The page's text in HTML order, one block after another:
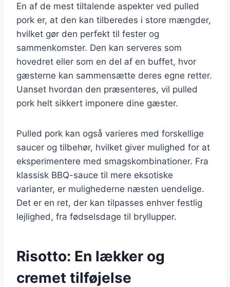
En af de mest tiltalende aspekter ved pulled
pork er, at den kan tilberedes i store mængder,
hvilket gør den perfekt til fester og
sammenkomster. Den kan serveres som
hovedret eller som en del af en buffet, hvor
gæsterne kan sammensætte deres egne retter.
Uanset hvordan den præsenteres, vil pulled
pork helt sikkert imponere dine gæster.
Pulled pork kan også varieres med forskellige
saucer og tilbehør, hvilket giver mulighed for at
eksperimentere med smagskombinationer. Fra
klassisk BBQ-sauce til mere eksotiske
varianter, er mulighederne næsten uendelige.
Det er en ret, der kan tilpasses enhver festlig
lejlighed, fra fødselsdage til bryllupper.
Risotto: En lækker og
cremet tilføjelse